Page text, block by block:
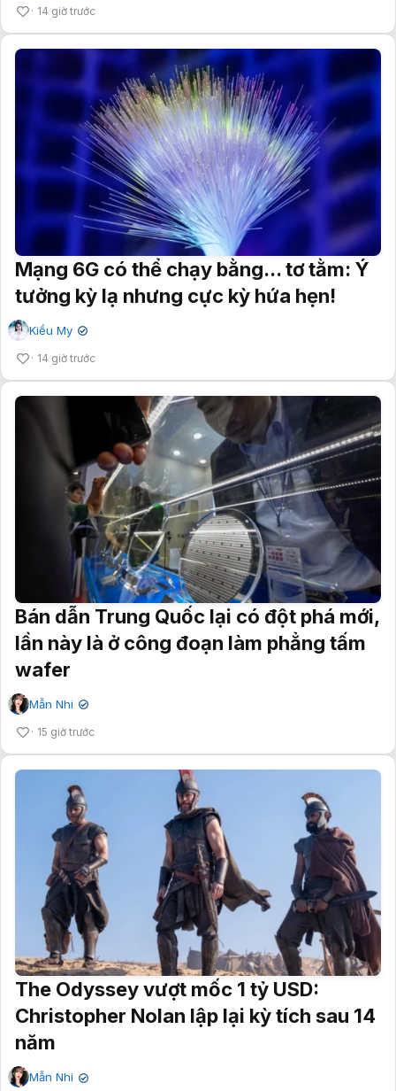
14 giờ trước
Mạng 6G có thể chạy bằng... tơ tằm: Ý
tưởng kỳ lạ nhưng cực kỳ hứa hẹn!
Kiều My ✔
14 giờ trước
Bán dẫn Trung Quốc lại có đột phá mới,
lần này là ở công đoạn làm phẳng tấm
wafer
Mẫn Nhi ✔
15 giờ trước
The Odyssey vượt mốc 1 tỷ USD:
Christopher Nolan lập lại kỳ tích sau 14
năm
Mẫn Nhi ✔